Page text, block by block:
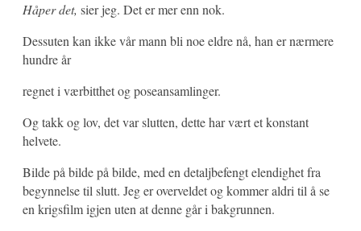
Håper det, sier jeg. Det er mer enn nok.
Dessuten kan ikke vår mann bli noe eldre nå, han er nærmere
hundre år
regnet i værbitthet og poseansamlinger.
Og takk og lov, det var slutten, dette har vært et konstant
helvete.
Bilde på bilde på bilde, med en detaljbefengt elendighet fra
begynnelse til slutt. Jeg er overveldet og kommer aldri til å se
en krigsfilm igjen uten at denne går i bakgrunnen.